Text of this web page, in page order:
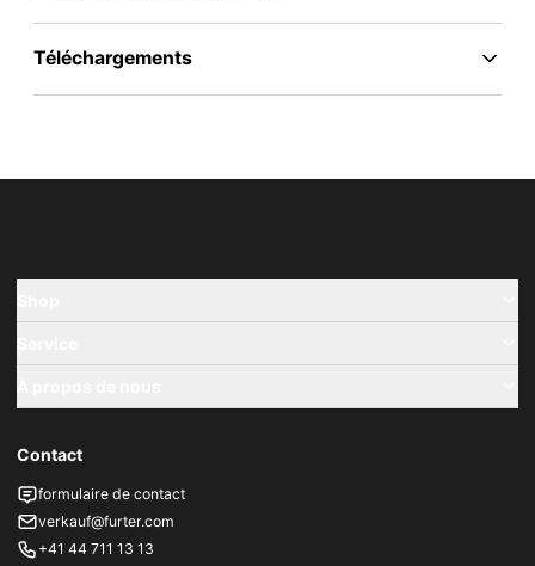
Téléchargements
Contact
formulaire de contact
verkauf@furter.com
+41 44 711 13 13